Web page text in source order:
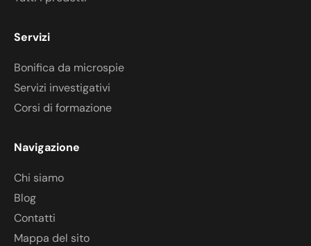
Servizi
Bonifica da microspie
Servizi investigativi
Corsi di formazione
Navigazione
Chi siamo
Blog
Contatti
Mappa del sito